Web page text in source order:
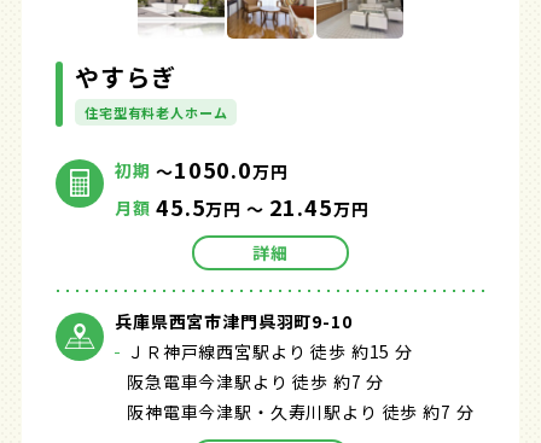
やすらぎ
住宅型有料老人ホーム
初期 ～1050.0万円
月額 45.5万円 ～ 21.45万円
詳細
兵庫県西宮市津門呉羽町9-10
ＪＲ神戸線西宮駅より 徒歩 約15 分
阪急電車今津駅より 徒歩 約7 分
阪神電車今津駅・久寿川駅より 徒歩 約7 分